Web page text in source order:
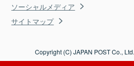
ソーシャルメディア
サイトマップ
Copyright (C) JAPAN POST Co.,